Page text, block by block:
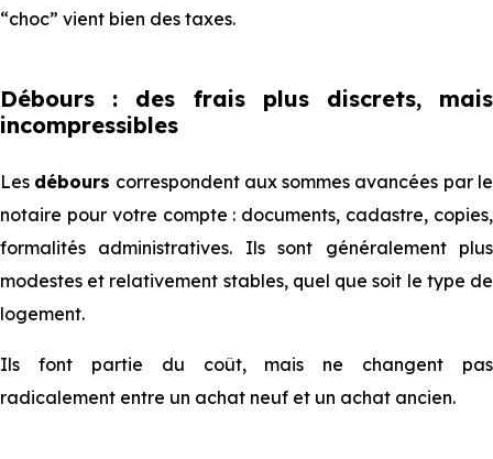
“choc” vient bien des taxes.
Débours : des frais plus discrets, mais
incompressibles
Les débours correspondent aux sommes avancées par le
notaire pour votre compte : documents, cadastre, copies,
formalités administratives. Ils sont généralement plus
modestes et relativement stables, quel que soit le type de
logement.
Ils font partie du coût, mais ne changent pas
radicalement entre un achat neuf et un achat ancien.